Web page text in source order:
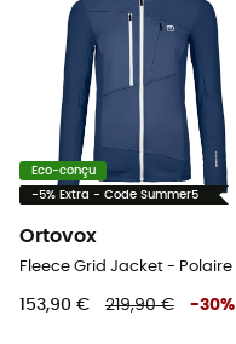
Eco-conçu
-5% Extra - Code Summer5
Ortovox
153,90 € 219,90 € -30%